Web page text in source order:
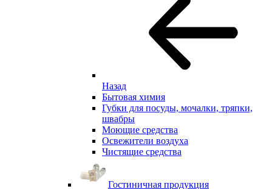
Назад
Бытовая химия
Губки для посуды, мочалки, тряпки,
швабры
Моющие средства
Освежители воздуха
Чистящие средства
Гостиничная продукция